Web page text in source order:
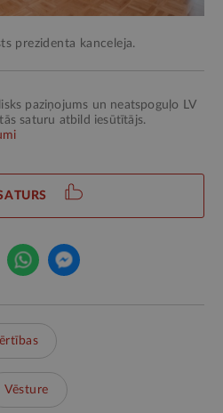
prezidenta kanceleja.
paziņojums un neatspoguļo LV
saturu atbild iesūtītājs.
Vēsture